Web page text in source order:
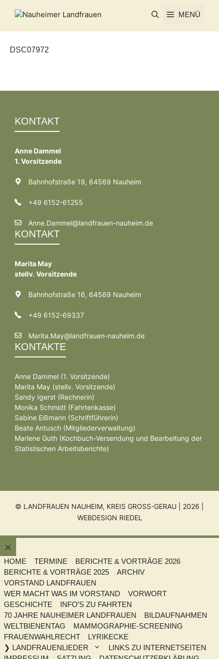
Inhalt
MENÜ
DSC07972
KONTAKT
Anne Dammel
1. Vorsitzende
Bahnhofstraße 19, 64569 Nauheim
+49 6152-61255
Anne.Dammel@landfrauen-nauheim.de
KONTAKT
Marita May
stellv. Vorsitzende
Bahnhofstraße 16, 64569 Nauheim
+49 6152-69337
Marita.May@landfrauen-nauheim.de
KONTAKTE
Anne Dammel (1. Vorsitzende)
Marita May (stellv. Vorsitzende)
Sandy Igerst (Rechnerin)
Monika Schmidt (Fahrtenkasse)
Sabine Eißmann (Schriftführerin)
Beate Antusch (Mitgliederverwaltung)
Marlene Guth (Kochbuch-Versendung und Bearbeitung der
Statistischen Arbeitsberichte)
© LANDFRAUEN NAUHEIM, KREIS GROSS-GERAU | 2026 |
WEBDESIGN RIEDEL
Schließen
HOME
TERMINE
BERICHTE & VORTRÄGE 2026
BERICHTE & VORTRÄGE 2025
ARCHIV
VORSTAND LANDFRAUEN
WER MACHT WAS IM VORSTAND
VORWORT
GESCHICHTE
INFO’S ZU FAHRTEN
70 JAHRE NAUHEIMER LANDFRAUEN
BILDAUFNAHMEN
WELTBIENENTAG
MAMMOGRAPHIE-SCREENING
FRAUENWAHLRECHT
LYRIKECKE
❯ LANDFRAUENLIEDER
LINKS ZU INTERNETSEITEN